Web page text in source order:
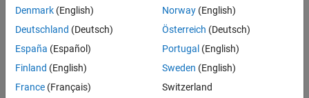
Settings
off(default) | on
On
Traceability Report
section of the code generation report.
Denmark (English)
Deutschland (Deutsch)
España (Español)
Finland (English)
France (Français)
Norway(English)
Österreich (Deutsch)
Portugal (English)
Sweden (English)
Switzerland